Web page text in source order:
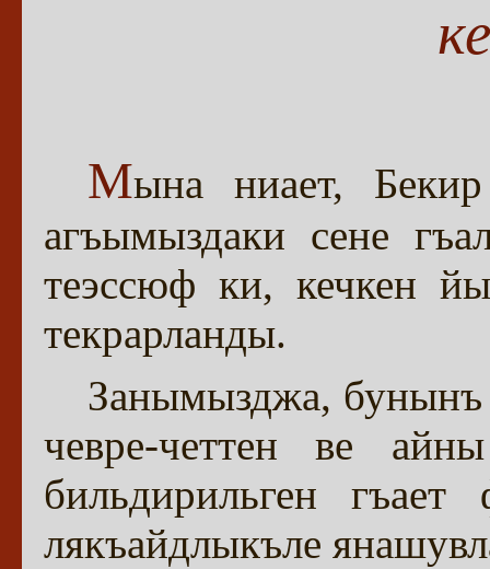
Мына ниает,
агъымыздаки сене
теэссюф ки, кечкен
текрарланды.
Занымызджа, бунынъ
чевре-четтен ве
бильдирильген
лякъайдлыкъле